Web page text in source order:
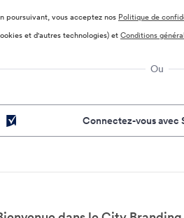
poursuivant, vous acceptez nos Politique de
et d'autres technologies) etConditions
Ou
Connectez-vous avec